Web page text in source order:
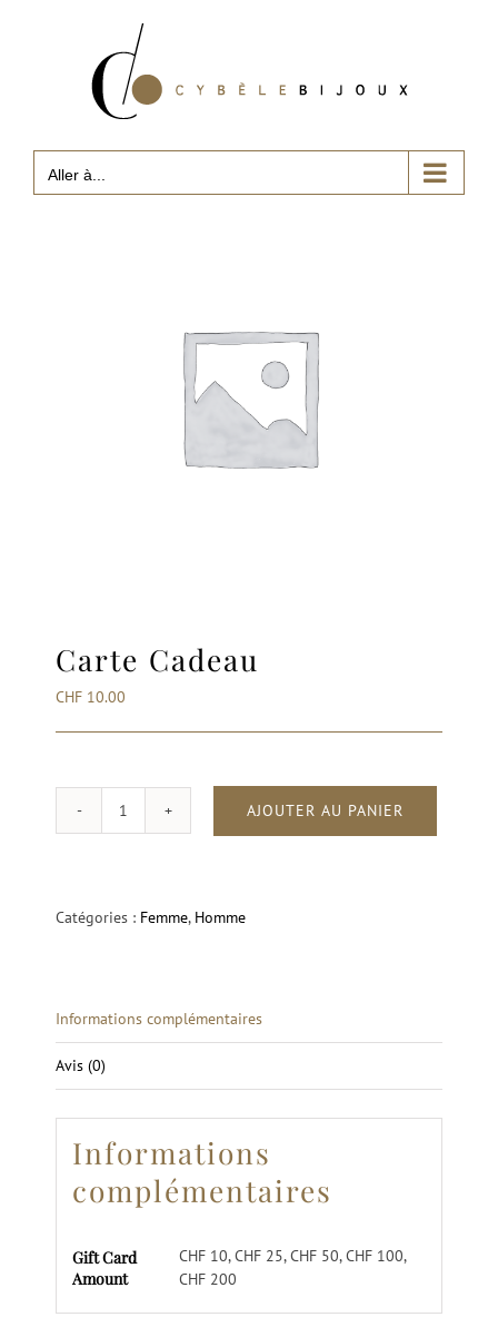
Aller à...
Carte Cadeau
CHF 10.00
quantité
AJOUTER AU PANIER
Catégories : Femme, Homme
Informations complémentaires
Avis (0)
Informations
complémentaires
Gift Card
Amount
CHF 10, CHF 25, CHF 50, CHF 100,
CHF 200